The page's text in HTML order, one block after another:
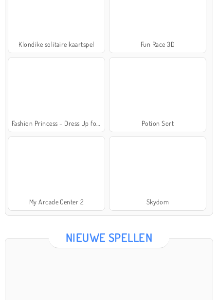
Klondike solitaire kaartspel Fun Race 3D
Potion Sort
My Arcade Center 2 Skydom
NIEUWE SPELLEN